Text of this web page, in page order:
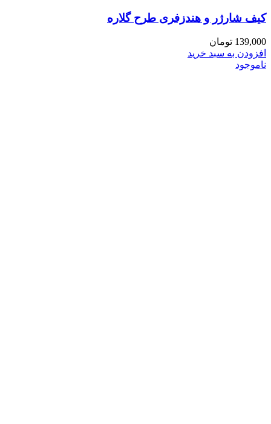
کیف شارژر و هندزفری طرح گلاره
139,000 تومان
افزودن به سبد خرید
ناموجود